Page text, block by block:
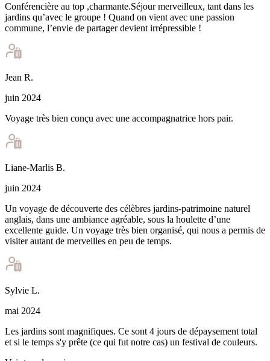
Conférencière au top ,charmante.Séjour merveilleux, tant dans les
jardins qu’avec le groupe ! Quand on vient avec une passion
commune, l’envie de partager devient irrépressible !
Jean R.
juin 2024
Voyage très bien conçu avec une accompagnatrice hors pair.
Liane-Marlis B.
juin 2024
Un voyage de découverte des célèbres jardins-patrimoine naturel
anglais, dans une ambiance agréable, sous la houlette d’une
excellente guide. Un voyage très bien organisé, qui nous a permis de
visiter autant de merveilles en peu de temps.
Sylvie L.
mai 2024
Les jardins sont magnifiques. Ce sont 4 jours de dépaysement total
et si le temps s'y prête (ce qui fut notre cas) un festival de couleurs.